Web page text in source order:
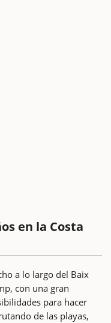
en la Costa
a lo largo del Baix
con una gran
para hacer
de las playas,